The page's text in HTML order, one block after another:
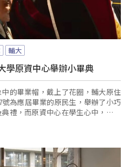
輔大
學原資中心舉辦小畢典
的畢業帽，戴上了花圈，輔大原住
為應屆畢業的原民生，舉辦了小巧
禮，而原資中心在學生心中，更像
的避風港，受獎畢業生代表，就讀
除了分享原資中心在課業上給予的